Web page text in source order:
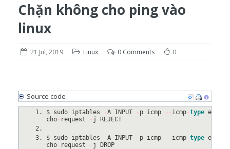
Chặn không cho ping vào
linux
21 Jul, 2019 Linux 0 Comments 0
Source code
$ sudo iptables -A INPUT - p icmp -- icmp-type e
cho- request - j REJECT
$ sudo iptables -A INPUT - p icmp -- icmp-type e
cho- request - j DROP